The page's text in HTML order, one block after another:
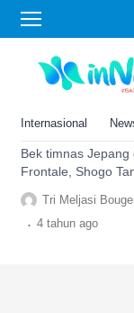
Internasional
Kawasaki
Profil Shogo
Timnas Jepang
Qatar, Bakal
Bek timnas Jepang
Frontale, Shogo
klub Liga Qatar Al
impresifnya di Piala
Tri Meljasi
. 4 tahun ago